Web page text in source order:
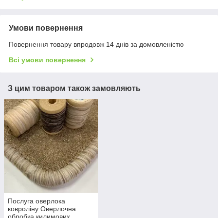
Умови повернення
Повернення товару впродовж 14 днів за домовленістю
Всі умови повернення
З цим товаром також замовляють
Послуга оверлока
ковроліну Оверлочна